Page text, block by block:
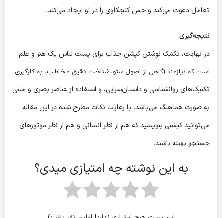
تعامل دعوت می‌کند و حس کنجکاوی را در او ایجاد می‌کند.
نتیجه‌گیری
در نهایت، تکنیک نوشتن کپشن جذاب برای پست لباس یک هنر و علم
است که نیازمند آگاهی از اصول سئو، شناخت دقیق مخاطب، به کارگیری
تکنیک‌های روانشناسی و داستان‌سرایی، و استفاده از عناصر بصری و متنی
به صورت هماهنگ می‌باشد. با رعایت نکات مطرح شده در این مقاله
می‌توانید کپشنی بنویسید که هم از نظر انسانی و هم از نظر موتورهای
جستجو بهینه باشند.
به این نوشته چه امتیازی میدی؟